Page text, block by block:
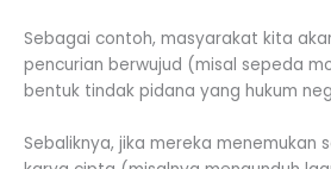
Sebagai contoh, masyarakat kita
pencurian berwujud (misal sepeda
bentuk tindak pidana yang hukum
Sebaliknya, jika mereka menemukan